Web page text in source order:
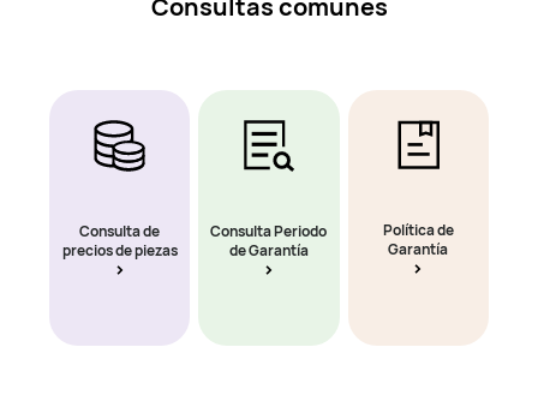
Consulta de
precios de piezas
Consulta Periodo
de Garantía
Política de
Garantía